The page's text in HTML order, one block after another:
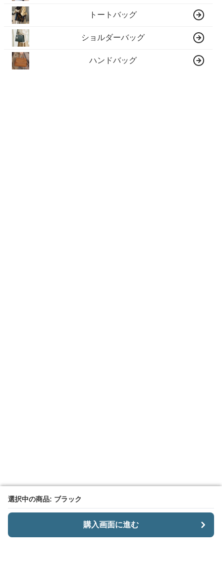
選択中の商品: ブラック
購入画面に進む
選択中の商品: ブラック
購入画面に進む
トートバッグ
ショルダーバッグ
ハンドバッグ